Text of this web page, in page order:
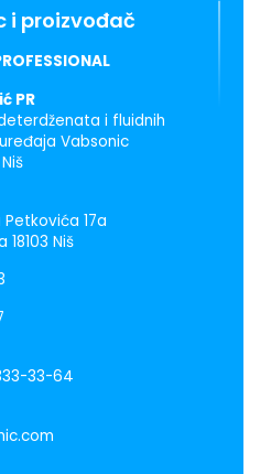
i proizvođač
PR
i fluidnih
Vabsonic
17a
18103 Niš
33-64